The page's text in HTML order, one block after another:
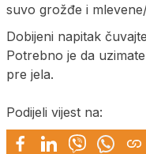
suvo grožđe i
Dobijeni napitak
Potrebno je da
pre jela.
Podijeli vijest na: